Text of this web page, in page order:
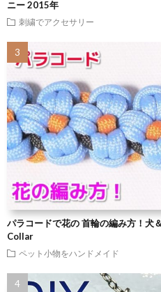
ニー 2015年
刺繍でアクセサリー
パラコードで花の 首輪の編み方！
Collar
ペット小物をハンドメイド